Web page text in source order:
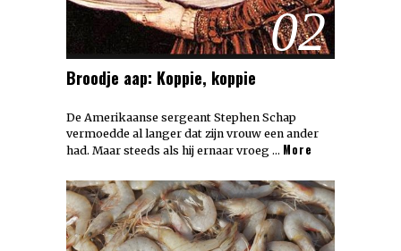
02
Broodje aap: Koppie, koppie
De Amerikaanse sergeant Stephen Schap
vermoedde al langer dat zijn vrouw een ander
had. Maar steeds als hij ernaar vroeg … More